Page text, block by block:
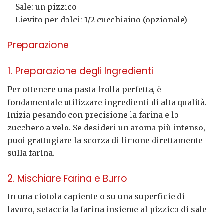
– Sale: un pizzico
– Lievito per dolci: 1/2 cucchiaino (opzionale)
Preparazione
1. Preparazione degli Ingredienti
Per ottenere una pasta frolla perfetta, è
fondamentale utilizzare ingredienti di alta qualità.
Inizia pesando con precisione la farina e lo
zucchero a velo. Se desideri un aroma più intenso,
puoi grattugiare la scorza di limone direttamente
sulla farina.
2. Mischiare Farina e Burro
In una ciotola capiente o su una superficie di
lavoro, setaccia la farina insieme al pizzico di sale